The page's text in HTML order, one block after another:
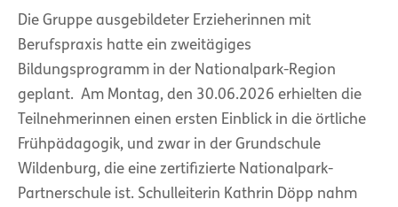
Die Gruppe ausgebildeter Erzieherinnen mit
Berufspraxis hatte ein zweitägiges
Bildungsprogramm in der Nationalpark-Region
geplant. Am Montag, den 30.06.2026 erhielten die
Teilnehmerinnen einen ersten Einblick in die örtliche
Frühpädagogik, und zwar in der Grundschule
Wildenburg, die eine zertifizierte Nationalpark-
Partnerschule ist. Schulleiterin Kathrin Döpp nahm